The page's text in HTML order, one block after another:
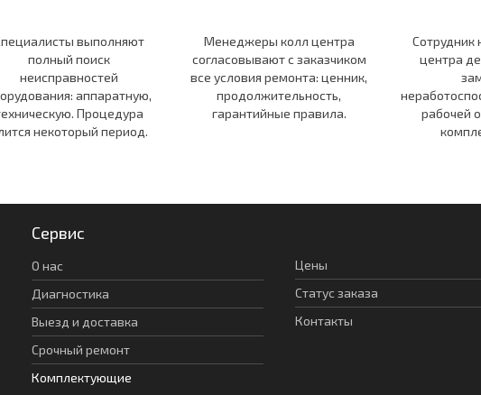
выполняют
полный поиск
неисправностей
аппаратную,
Процедура
некоторый период.
Менеджеры колл центра
согласовывают c заказчиком
все условия ремонта: ценник,
продолжительность,
гарантийные правила.
Сотрудник
центра
рабочей
Сервис
О нас
Диагностика
Выезд и доставка
Срочный ремонт
Комплектующие
Цены
Статус заказа
Контакты